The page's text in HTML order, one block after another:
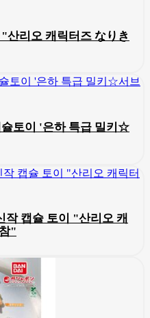
산리오 캐릭터즈 なりき
토이 '은하 특급 밀키☆
캡슐 토이 "산리오 캐
"